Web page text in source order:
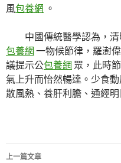
風包養網 。
中國傳統醫學認為，清
包養網 一物候節律，羅澍
議提示公包養網 眾，此時
氣上升而怡然暢達。少食
散風熱、養肝利膽、通經
文
上一篇文章